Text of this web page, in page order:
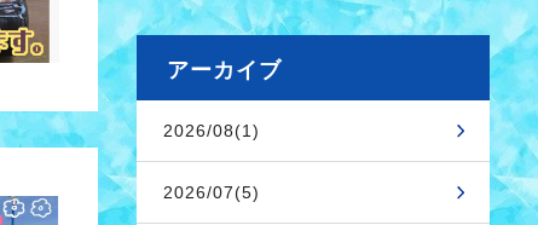
アーカイブ
2026/08(1)
2026/07(5)